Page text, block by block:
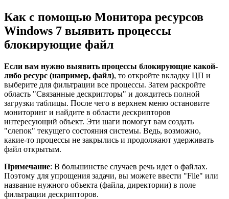
Как с помощью Монитора ресурсов
Windows 7 выявить процессы
блокирующие файл
Если вам нужно выявить процессы блокирующие какой-
либо ресурс (например, файл), то откройте вкладку ЦП и
выберите для фильтрации все процессы. Затем раскройте
область "Связанные дескрипторы" и дождитесь полной
загрузки таблицы. После чего в верхнем меню остановите
мониторинг и найдите в области дескрипторов
интересующий объект. Эти шаги помогут вам создать
"слепок" текущего состояния системы. Ведь, возможно,
какие-то процессы не закрылись и продолжают удерживать
файл открытым.
Примечание: В большинстве случаев речь идет о файлах.
Поэтому для упрощения задачи, вы можете ввести "File" или
название нужного объекта (файла, директории) в поле
фильтрации дескрипторов.